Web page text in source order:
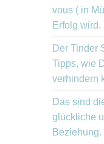
vous ( in
Erfolg wird.
Der Tinder
Tipps, wie
verhindern
Das sind
glückliche
Beziehung.